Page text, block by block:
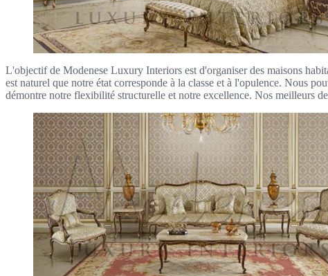
L'objectif de Modenese Luxury Interiors est d'organiser des maisons
est naturel que notre état corresponde à la classe et à l'opulence. Nous
démontre notre flexibilité structurelle et notre excellence. Nos meilleurs